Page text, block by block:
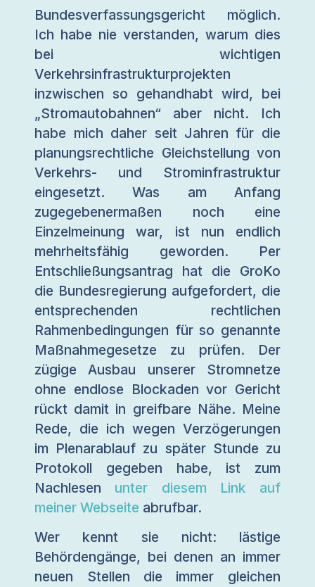
Bundesverfassungsgericht möglich.
Ich habe nie verstanden, warum dies
bei wichtigen
Verkehrsinfrastrukturprojekten
inzwischen so gehandhabt wird, bei
„Stromautobahnen“ aber nicht. Ich
habe mich daher seit Jahren für die
planungsrechtliche Gleichstellung von
Verkehrs- und Strominfrastruktur
eingesetzt. Was am Anfang
zugegebenermaßen noch eine
Einzelmeinung war, ist nun endlich
mehrheitsfähig geworden. Per
Entschließungsantrag hat die GroKo
die Bundesregierung aufgefordert, die
entsprechenden rechtlichen
Rahmenbedingungen für so genannte
Maßnahmegesetze zu prüfen. Der
zügige Ausbau unserer Stromnetze
ohne endlose Blockaden vor Gericht
rückt damit in greifbare Nähe. Meine
Rede, die ich wegen Verzögerungen
im Plenarablauf zu später Stunde zu
Protokoll gegeben habe, ist zum
Nachlesen unter diesem Link auf
meiner Webseite abrufbar.
Wer kennt sie nicht: lästige
Behördengänge, bei denen an immer
neuen Stellen die immer gleichen